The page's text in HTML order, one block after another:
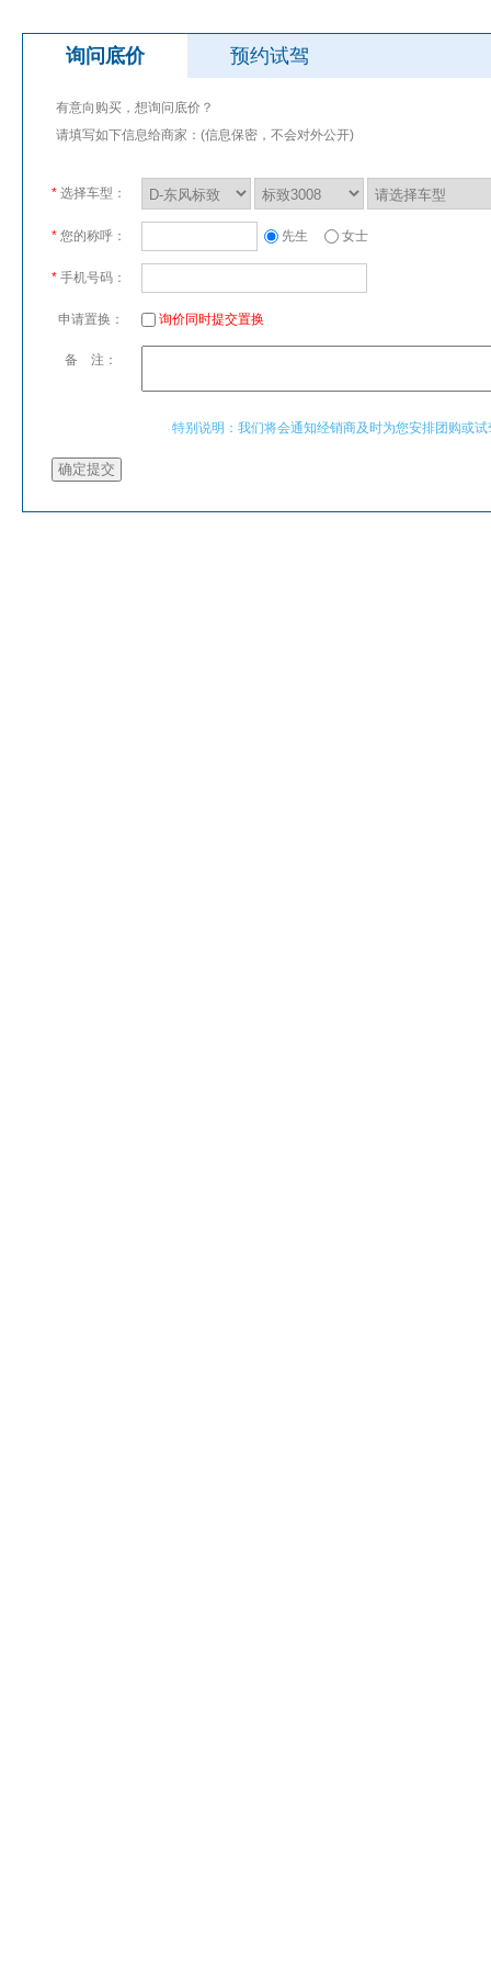
询问底价 预约试驾
有意向购买，想询问底价？
请填写如下信息给商家：(信息保密，不会对外公开)
* 选择车型：
* 您的称呼： 先生 女士
* 手机号码：
申请置换： 询价同时提交置换
备 注：
特别说明：我们将会通知经销商及时为您安排团购或试